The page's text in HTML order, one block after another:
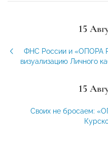
15
ФНС России и «ОПОРА
визуализацию Личного
15
Своих не бросаем: